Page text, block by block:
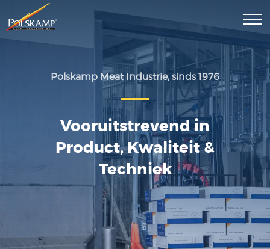
Polskamp Meat Industrie, sinds 1976
Vooruitstrevend in
Product, Kwaliteit &
Techniek